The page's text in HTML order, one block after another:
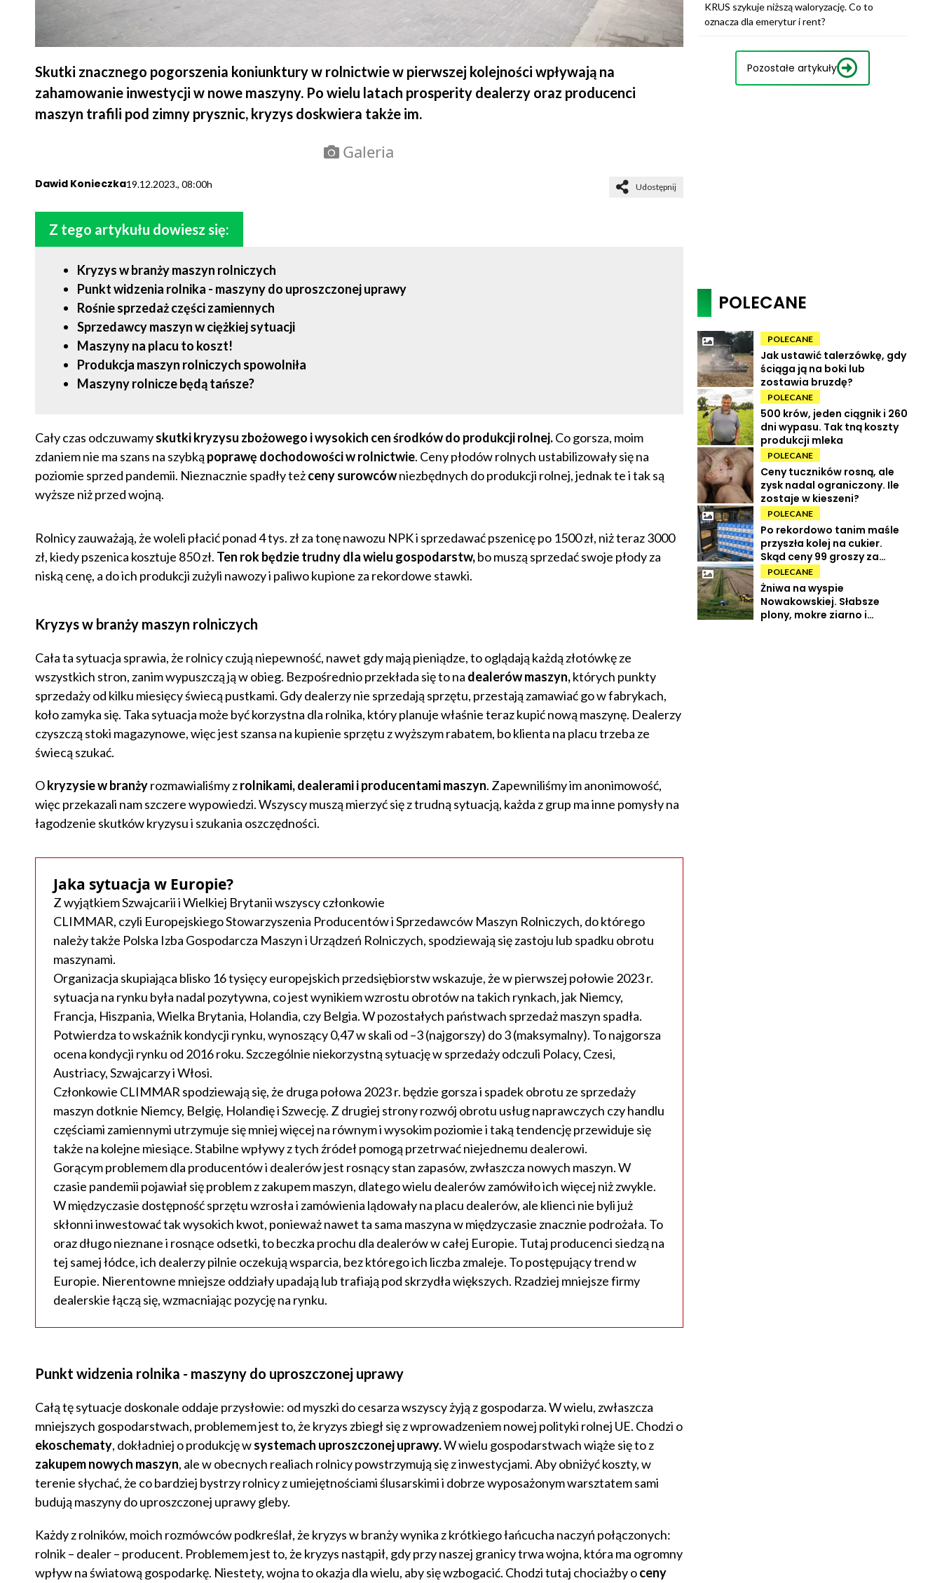
Skutki znacznego pogorszenia koniunktury w rolnictwie w pierwszej kolejności wpływają na
zahamowanie inwestycji w nowe maszyny. Po wielu latach prosperity dealerzy oraz producenci
maszyn trafili pod zimny prysznic, kryzys doskwiera także im.
Galeria
Dawid Konieczka19.12.2023., 08:00h Udostępnij
Z tego artykułu dowiesz się:
Kryzys w branży maszyn rolniczych
Punkt widzenia rolnika - maszyny do uproszczonej uprawy
Rośnie sprzedaż części zamiennych
Sprzedawcy maszyn w ciężkiej sytuacji
Maszyny na placu to koszt!
Produkcja maszyn rolniczych spowolniła
Maszyny rolnicze będą tańsze?
Cały czas odczuwamyskutki kryzysu zbożowego i wysokich cen środków do produkcji rolnej.Co gorsza, moim
zdaniem nie ma szans na szybką poprawę dochodowości w rolnictwie. Ceny płodów rolnych ustabilizowały się na
poziomie sprzed pandemii. Nieznacznie spadły teżceny surowcówniezbędnych do produkcji rolnej, jednak te i tak są
wyższe niż przed wojną.
Rolnicy zauważają, że woleli płacić ponad 4 tys. zł za tonę nawozu NPK i sprzedawać pszenicę po 1500 zł, niż teraz 3000
zł, kiedy pszenica kosztuje 850 zł. Ten rok będzie trudny dla wielu gospodarstw,bo muszą sprzedać swoje płody za
niską cenę, a do ich produkcji zużyli nawozy i paliwo kupione za rekordowe stawki.
Kryzys w branży maszyn rolniczych
Cała ta sytuacja sprawia, że rolnicy czują niepewność, nawet gdy mają pieniądze, to oglądają każdą złotówkę ze
wszystkich stron, zanim wypuszczą ją w obieg. Bezpośrednio przekłada się to na dealerów maszyn,których punkty
sprzedaży od kilku miesięcy świecą pustkami. Gdy dealerzy nie sprzedają sprzętu, przestają zamawiać go w fabrykach,
koło zamyka się. Taka sytuacja może być korzystna dla rolnika, który planuje właśnie teraz kupić nową maszynę. Dealerzy
czyszczą stoki magazynowe, więc jest szansa na kupienie sprzętu z wyższym rabatem, bo klienta na placu trzeba ze
świecą szukać.
Okryzysie w branżyrozmawialiśmy zrolnikami, dealerami i producentami maszyn. Zapewniliśmy im anonimowość,
więc przekazali nam szczere wypowiedzi. Wszyscy muszą mierzyć się z trudną sytuacją, każda z grup ma inne pomysły na
łagodzenie skutków kryzysu i szukania oszczędności.
Jaka sytuacja w Europie?
Z wyjątkiem Szwajcarii i Wielkiej Brytanii wszyscy członkowie
​CLIMMAR, czyli Europejskiego Stowarzyszenia Producentów i Sprzedawców Maszyn Rolniczych, do którego
należy także Polska Izba Gospodarcza Maszyn i Urządzeń Rolniczych, spodziewają się zastoju lub spadku obrotu
maszynami.
Organizacja skupiająca blisko 16 tysięcy europejskich przedsiębiorstw wskazuje, że w pierwszej połowie 2023 r.
sytuacja na rynku była nadal pozytywna, co jest wynikiem wzrostu obrotów na takich rynkach, jak Niemcy,
Francja, Hiszpania, Wielka Brytania, Holandia, czy Belgia. W pozostałych państwach sprzedaż maszyn spadła.
Potwierdza to wskaźnik kondycji rynku, wynoszący 0,47 w skali od –3 (najgorszy) do 3 (maksymalny). To najgorsza
ocena kondycji rynku od 2016 roku. Szczególnie niekorzystną sytuację w sprzedaży odczuli Polacy, Czesi,
Austriacy, Szwajcarzy i Włosi.
Członkowie CLIMMAR spodziewają się, że druga połowa 2023 r. będzie gorsza i spadek obrotu ze sprzedaży
maszyn dotknie Niemcy, Belgię, Holandię i Szwecję. Z drugiej strony rozwój obrotu usług naprawczych czy handlu
częściami zamiennymi utrzymuje się mniej więcej na równym i wysokim poziomie i taką tendencję przewiduje się
także na kolejne miesiące. Stabilne wpływy z tych źródeł pomogą przetrwać niejednemu dealerowi.
Gorącym problemem dla producentów i dealerów jest rosnący stan zapasów, zwłaszcza nowych maszyn. W
czasie pandemii pojawiał się problem z zakupem maszyn, dlatego wielu dealerów zamówiło ich więcej niż zwykle.
W międzyczasie dostępność sprzętu wzrosła i zamówienia lądowały na placu dealerów, ale klienci nie byli już
skłonni inwestować tak wysokich kwot, ponieważ nawet ta sama maszyna w międzyczasie znacznie podrożała. To
oraz długo nieznane i rosnące odsetki, to beczka prochu dla dealerów w całej Europie. Tutaj producenci siedzą na
tej samej łódce, ich dealerzy pilnie oczekują wsparcia, bez którego ich liczba zmaleje. To postępujący trend w
Europie. Nierentowne mniejsze oddziały upadają lub trafiają pod skrzydła większych. Rzadziej mniejsze firmy
dealerskie łączą się, wzmacniając pozycję na rynku.
Punkt widzenia rolnika - maszyny do uproszczonej uprawy
Całą tę sytuacje doskonale oddaje przysłowie: od myszki do cesarza wszyscy żyją z gospodarza. W wielu, zwłaszcza
mniejszych gospodarstwach, problemem jest to, że kryzys zbiegł się z wprowadzeniem nowej polityki rolnej UE. Chodzi o
ekoschematy, dokładniej o produkcję wsystemach uproszczonej uprawy.W wielu gospodarstwach wiąże się to z
zakupem nowych maszyn, ale w obecnych realiach rolnicy powstrzymują się z inwestycjami. Aby obniżyć koszty, w
terenie słychać, że co bardziej bystrzy rolnicy z umiejętnościami ślusarskimi i dobrze wyposażonym warsztatem sami
budują maszyny do uproszczonej uprawy gleby.
Każdy z rolników, moich rozmówców podkreślał, że kryzys w branży wynika z krótkiego łańcucha naczyń połączonych:
rolnik – dealer – producent. Problemem jest to, że kryzys nastąpił, gdy przy naszej granicy trwa wojna, która ma ogromny
wpływ na światową gospodarkę. Niestety, wojna to okazja dla wielu, aby się wzbogacić. Chodzi tutaj chociażby oceny
KRUS szykuje niższą waloryzację. Co to
oznacza dla emerytur i rent?
Pozostałe artykuły
POLECANE
POLECANE
Jak ustawić talerzówkę, gdy
ściąga ją na boki lub
zostawia bruzdę?
POLECANE
500 krów, jeden ciągnik i 260
dni wypasu. Tak tną koszty
produkcji mleka
POLECANE
Ceny tuczników rosną, ale
zysk nadal ograniczony. Ile
zostaje w kieszeni?
POLECANE
Po rekordowo tanim maśle
przyszła kolej na cukier.
Skąd ceny 99 groszy za
kilogram?
POLECANE
Żniwa na wyspie
Nowakowskiej. Słabsze
plony, mokre ziarno i